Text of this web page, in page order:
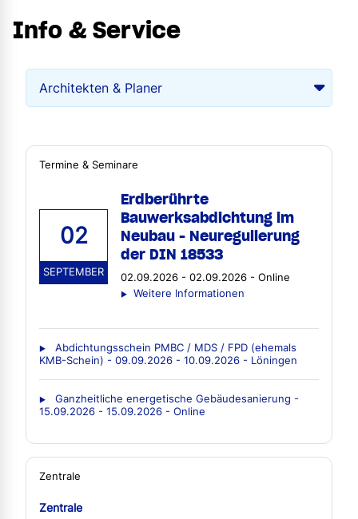
Info & Service
Termine & Seminare
02
SEPTEMBER
Erdberührte
Bauwerksabdichtung im
Neubau - Neuregulierung
der DIN 18533
02.09.2026 - 02.09.2026 - Online
Weitere Informationen
Abdichtungsschein PMBC / MDS / FPD (ehemals
KMB-Schein) - 09.09.2026 - 10.09.2026 - Löningen
Ganzheitliche energetische Gebäudesanierung -
15.09.2026 - 15.09.2026 - Online
Zentrale
Zentrale